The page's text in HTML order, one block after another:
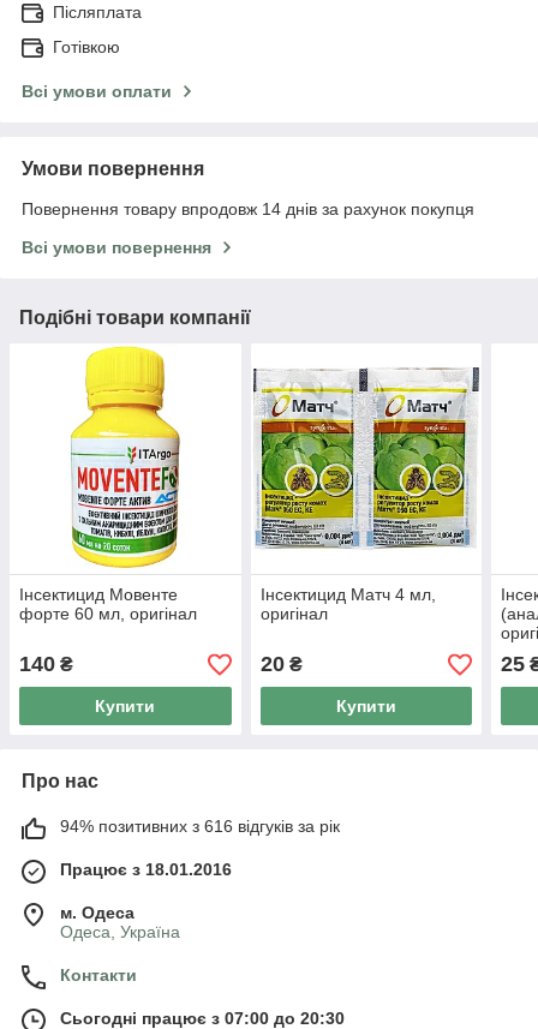
Післяплата
Готівкою
Всі умови оплати
Умови повернення
Повернення товару впродовж 14 днів за рахунок покупця
Всі умови повернення
Подібні товари компанії
Інсектицид Мовенте
форте 60 мл, оригінал
140 ₴
Купити
Інсектицид Матч 4 мл,
оригінал
20₴
Купити
25
Про нас
94% позитивних з 616 відгуків за рік
Працює з 18.01.2016
м. Одеса
Одеса, Україна
Контакти
Сьогодні працює з 07:00 до 20:30